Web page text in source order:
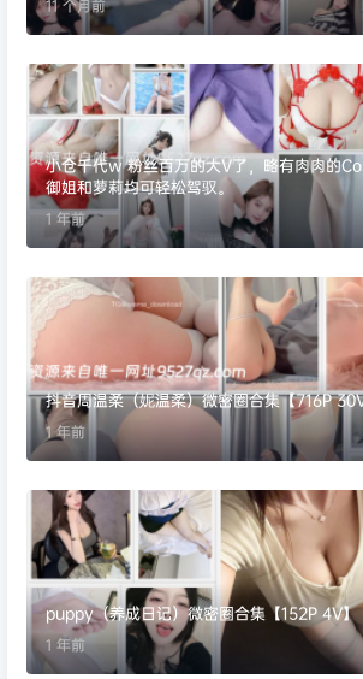
11 个月前
小仓千代w 粉丝百万的大V了，略有肉肉的
御姐和萝莉均可轻松驾驭。
1 年前
抖音周温柔（妮温柔）微密圈合集【716P
1 年前
puppy（养成日记）微密圈合集【152P 4V】
1 年前